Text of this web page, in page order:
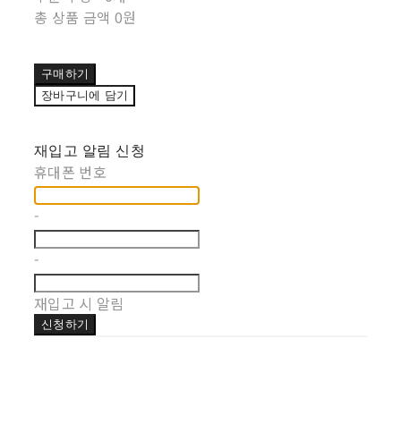
총 상품 금액 0원
구매하기
장바구니에 담기
재입고 알림 신청
휴대폰 번호
-
-
재입고 시 알림
신청하기